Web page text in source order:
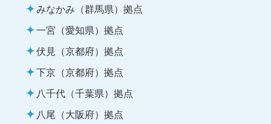
みなかみ（群馬県）拠点
一宮（愛知県）拠点
伏見（京都府）拠点
下京（京都府）拠点
八千代（千葉県）拠点
八尾（大阪府）拠点